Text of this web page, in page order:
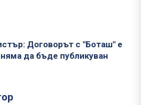
Договорът с "Боташ" е
да бъде публикуван